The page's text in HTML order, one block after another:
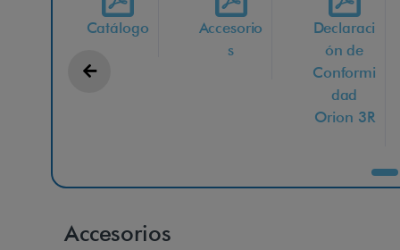
Catálogo
Accesorio
s
Declaraci
ón de
Conformi
dad
Orion 3R
Accesorios